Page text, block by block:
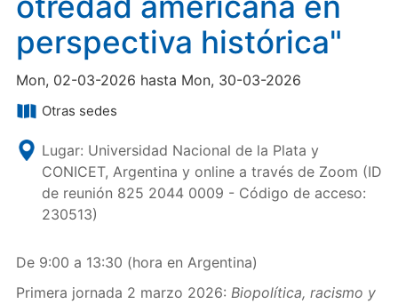
perspectiva histórica"
Mon, 02-03-2026 hasta Mon, 30-03-2026
Otras sedes
Lugar: Universidad Nacional de la Plata y
CONICET, Argentina y online a través de Zoom (ID
de reunión 825 2044 0009 - Código de acceso:
230513)
De 9:00 a 13:30 (hora en Argentina)
Primera jornada 2 marzo 2026: Biopolítica, racismo y